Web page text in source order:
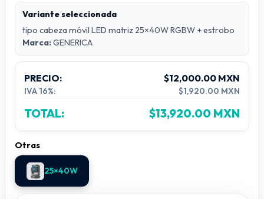
Alimentación
Factor de potencia:PF ≥ 0.98
Condiciones de trabajo
-10°C a 45°C
Dimensiones y peso
Dimensiones:
24 kg
Empaque
Variante seleccionada
tipo cabeza móvil LED matriz 25×40W RGBW + estrobo
Marca:GENERICA
PRECIO: $12,000.00 MXN
IVA 16%: $1,920.00 MXN
TOTAL: $13,920.00 MXN
Otras
25×40W